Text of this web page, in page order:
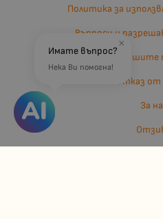
Политика за
Въпроси и
Вашите
Отказ от
За
×
Имате въпрос?
Нека Ви помогна!